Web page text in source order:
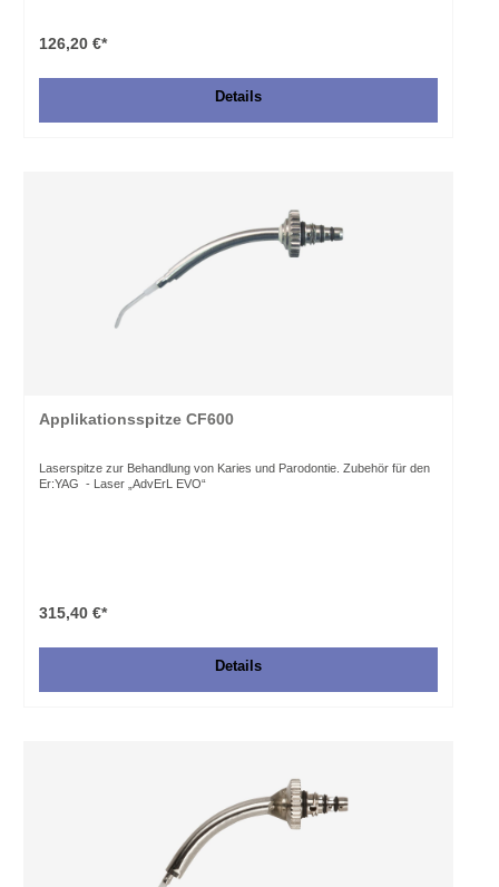
126,20 €*
Details
Applikationsspitze CF600
Laserspitze zur Behandlung von Karies und Parodontie. Zubehör für den
Er:YAG - Laser „AdvErL EVO“
315,40 €*
Details